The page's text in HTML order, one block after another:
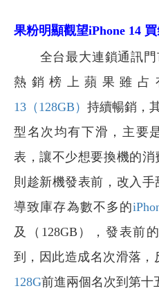
果粉明顯觀望iPhone 14
全台最大連鎖通訊門
熱銷榜上蘋果雖占
13（128GB） 持續暢銷，
型名次均有下滑，主要
表，讓不少想要換機的
則趁新機發表前，改入手
導致庫存為數不多的
及（128GB），發表前
到，因此造成名次滑落，
128G前進兩個名次到第十